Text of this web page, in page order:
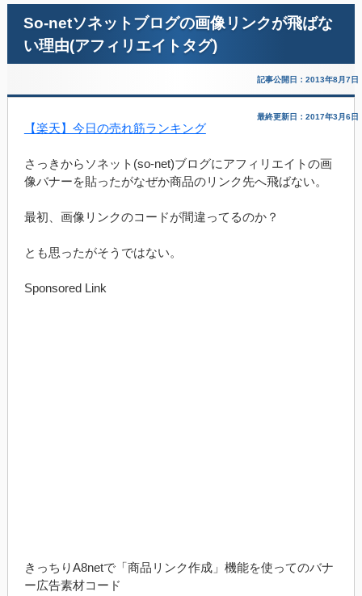
So-netソネットブログの画像リンクが飛ばな
い理由(アフィリエイトタグ)
記事公開日：2013年8月7日
最終更新日：2017年3月6日
【楽天】今日の売れ筋ランキング
さっきからソネット(so-net)ブログにアフィリエイトの画
像バナーを貼ったがなぜか商品のリンク先へ飛ばない。
最初、画像リンクのコードが間違ってるのか？
とも思ったがそうではない。
Sponsored Link
きっちりA8netで「商品リンク作成」機能を使ってのバナ
ー広告素材コード